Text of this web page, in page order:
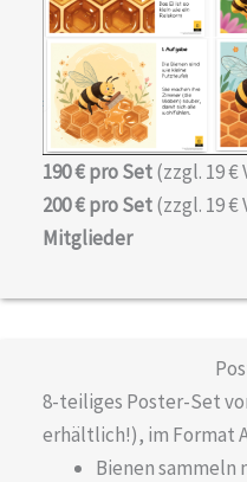
190 € pro Set(zzgl. 19 €
200 € pro Set(zzgl. 19 €
Mitglieder
8-teiliges Poster-Set
erhältlich!), im Format
Bienen sammeln